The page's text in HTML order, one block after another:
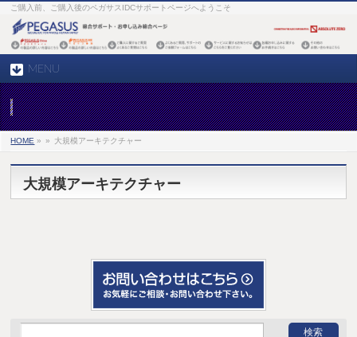
ご購入前、ご購入後のペガサスIDCサポートページへようこそ
MENU
HOME » » 大規模アーキテクチャー
大規模アーキテクチャー